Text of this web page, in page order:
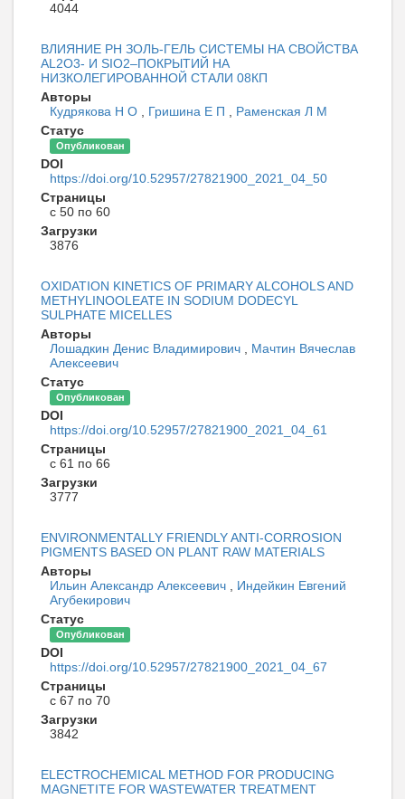
4044
ВЛИЯНИЕ РH ЗОЛЬ-ГЕЛЬ СИСТЕМЫ НА СВОЙСТВА
AL2O3- И SIO2–ПОКРЫТИЙ НА
НИЗКОЛЕГИРОВАННОЙ СТАЛИ 08КП
Авторы
Кудрякова Н О
Гришина Е П
Раменская Л М
Статус
Опубликован
DOI
https://doi.org/10.52957/27821900_2021_04_50
Страницы
с 50 по 60
Загрузки
3876
OXIDATION KINETICS OF PRIMARY ALCOHOLS AND
METHYLINOOLEATE IN SODIUM DODECYL
SULPHATE MICELLES
Авторы
Лошадкин Денис Владимирович
Мачтин Вячеслав
Алексеевич
Статус
Опубликован
DOI
https://doi.org/10.52957/27821900_2021_04_61
Страницы
с 61 по 66
Загрузки
3777
ENVIRONMENTALLY FRIENDLY ANTI-CORROSION
PIGMENTS BASED ON PLANT RAW MATERIALS
Авторы
Ильин Александр Алексеевич
Индейкин Евгений
Агубекирович
Статус
Опубликован
DOI
https://doi.org/10.52957/27821900_2021_04_67
Страницы
с 67 по 70
Загрузки
3842
ELECTROCHEMICAL METHOD FOR PRODUCING
MAGNETITE FOR WASTEWATER TREATMENT